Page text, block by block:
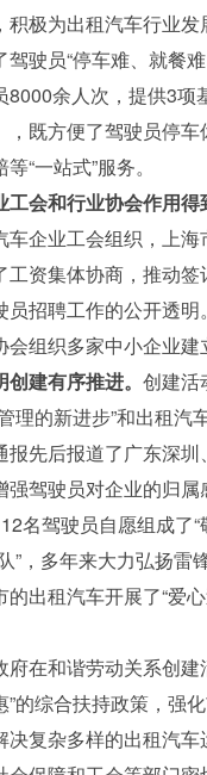
积极为出租汽车行业
驶员“停车难、就餐
8000余人次，提供3
，既方便了驾驶员停
“一站式”服务。
工会和行业协会作用得
车企业工会组织，上
工资集体协商，推动
招聘工作的公开透
组织多家中小企业
建有序推进。 创建活
理的新进步”和出租
报先后报道了广东深
强驾驶员对企业的归
名驾驶员自愿组成了
”，多年来大力弘扬
出租汽车开展了“爱
在和谐劳动关系创
的综合扶持政策，强
复杂多样的出租汽车